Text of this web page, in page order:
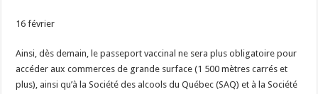
16 février
Ainsi, dès demain, le passeport vaccinal ne sera plus obligatoire pour
accéder aux commerces de grande surface (1 500 mètres carrés et
plus), ainsi qu’à la Société des alcools du Québec (SAQ) et à la Société